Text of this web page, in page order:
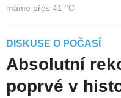
máme přes 41 °C
DISKUSE O POČASÍ
Absolutní
poprvé v